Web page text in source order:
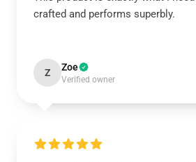
crafted and performs superbly.
Z Zoe
Verified owner